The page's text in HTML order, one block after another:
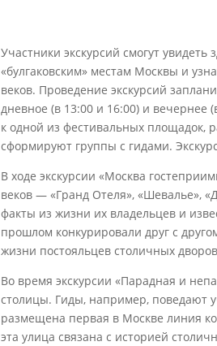
Участники экскурсий смогут
«булгаковским» местам Москвы и
веков. Проведение экскурсий
дневное (в 13:00 и 16:00) и вечернее
к одной из фестивальных площадок,
сформируют группы с гидами.
В ходе экскурсии «Москва
веков — «Гранд Отеля», «Шевалье»,
факты из жизни их владельцев и
прошлом конкурировали друг с
жизни постояльцев столичных
Во время экскурсии «Парадная и
столицы. Гиды, например, поведают
размещена первая в Москве линия
эта улица связана с историей